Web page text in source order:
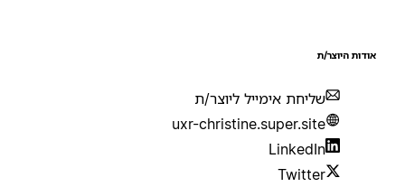
היוצר/ת
שליחת אימייל ליוצר/ת
uxr-christine.super.site
LinkedIn
Twitter